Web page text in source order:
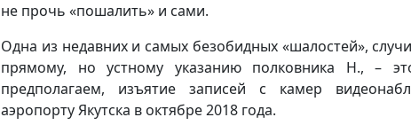
не прочь «пошалить» и сами.
Одна из недавних и самых безобидных «шалостей»,
прямому, но устному указанию полковника Н., –
предполагаем, изъятие записей с камер
аэропорту Якутска в октябре 2018 года.